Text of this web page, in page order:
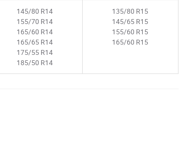
145/80 R14
155/70 R14
165/60 R14
165/65 R14
175/55 R14
185/50 R14
135/80 R15
145/65 R15
155/60 R15
165/60 R15